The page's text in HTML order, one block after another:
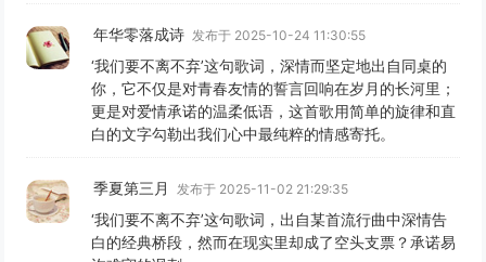
年华零落成诗 发布于 2025-10-24 11:30:55
‘我们要不离不弃’这句歌词，深情而坚定地出自同桌的
你，它不仅是对青春友情的誓言回响在岁月的长河里；
更是对爱情承诺的温柔低语，这首歌用简单的旋律和直
白的文字勾勒出我们心中最纯粹的情感寄托。
季夏第三月 发布于 2025-11-02 21:29:35
‘我们要不离不弃’这句歌词，出自某首流行曲中深情告
白的经典桥段，然而在现实里却成了空头支票？承诺易